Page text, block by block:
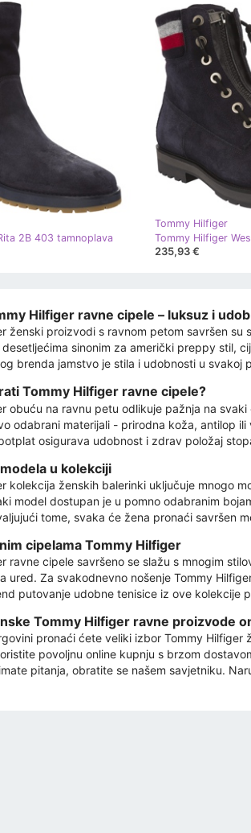
2B 403 tamnoplava
Tommy Hilfiger
Tommy Hilfiger
235,93 €
Hilfiger ravne cipele – luksuz i
ženski proizvodi s ravnom petom savršen
sinonim za američki preppy stil,
brenda jamstvo je stila i udobnosti u svakoj
Tommy Hilfiger ravne cipele?
obuću na ravnu petu odlikuje pažnja na
odabrani materijali - prirodna koža, antilop
osigurava udobnost i zdrav položaj
u kolekciji
kolekcija ženskih balerinki uključuje mnogo
model dostupan je u pomno odabranim
tome, svaka će žena pronaći savršen
cipelama Tommy Hilfiger
ravne cipele savršeno se slažu s mnogim
ured. Za svakodnevno nošenje Tommy
putovanje udobne tenisice iz ove kolekcije
Tommy Hilfiger ravne proizvode
pronaći ćete veliki izbor Tommy
povoljnu online kupnju s brzom
pitanja, obratite se našem savjetniku.